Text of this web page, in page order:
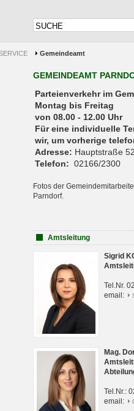
Gemeindeamt
GEMEINDEAMT
Parteienverkehr
Montag bis Freitag
von 08.00 - 12.00 Uhr
Für eine individuelle
wir, um vorherige
Adresse: Hauptstraße
Telefon: 02166/2300
Fotos der
Parndorf.
Amtsleitung
Sigrid
Tel.Nr.
email:
Mag.
Tel.Nr.:
email: